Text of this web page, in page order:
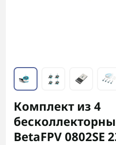
Комплект из 4
BetaFPV 0802SE